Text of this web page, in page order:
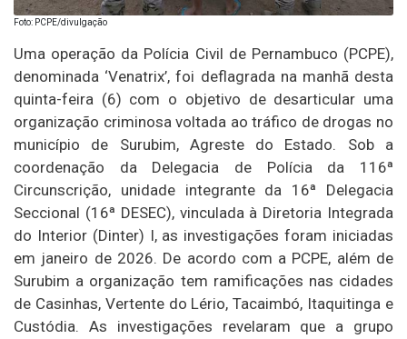
Foto: PCPE/divulgação
Uma operação da Polícia Civil de Pernambuco (PCPE),
denominada ‘Venatrix’, foi deflagrada na manhã desta
quinta-feira (6) com o objetivo de desarticular uma
organização criminosa voltada ao tráfico de drogas no
município de Surubim, Agreste do Estado. Sob a
coordenação da Delegacia de Polícia da 116ª
Circunscrição, unidade integrante da 16ª Delegacia
Seccional (16ª DESEC), vinculada à Diretoria Integrada
do Interior (Dinter) I, as investigações foram iniciadas
em janeiro de 2026. De acordo com a PCPE, além de
Surubim a organização tem ramificações nas cidades
de Casinhas, Vertente do Lério, Tacaimbó, Itaquitinga e
Custódia. As investigações revelaram que a grupo